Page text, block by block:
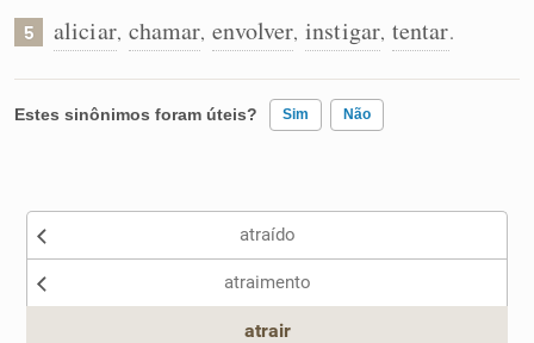
5 aliciar, chamar, envolver, instigar, tentar.
Estes sinônimos foram úteis? Sim Não
Nenhum dos sinônimos apresentados me ajudou
atraído
atraimento
atrair